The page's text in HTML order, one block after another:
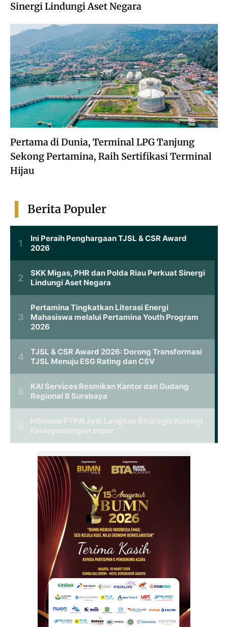
Sinergi Lindungi Aset Negara
Pertama di Dunia, Terminal LPG Tanjung
Sekong Pertamina, Raih Sertifikasi Terminal
Hijau
Berita Populer